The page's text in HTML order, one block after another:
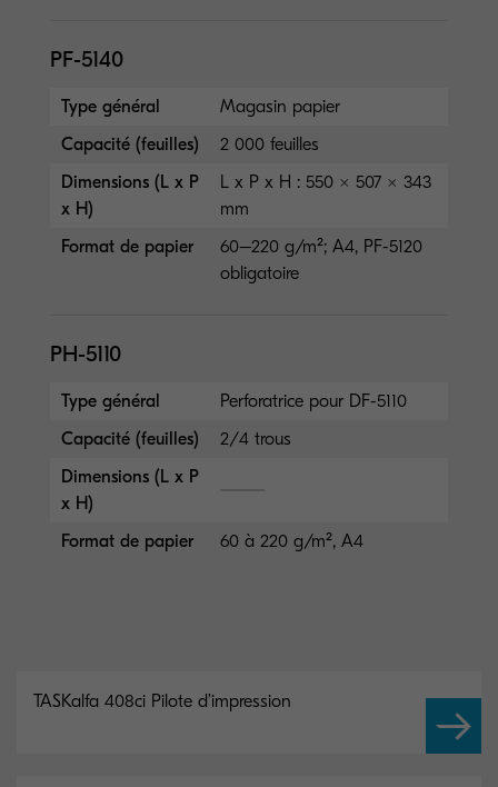
PF-5140
Type général
Magasin papier
Capacité (feuilles)
2 000 feuilles
Dimensions (L x P
x H)
L x P x H : 550 × 507 × 343
mm
Format de papier
60–220 g/m²; A4, PF-5120
obligatoire
PH-5110
Type général
Perforatrice pour DF-5110
Capacité (feuilles)
2/4 trous
Dimensions (L x P
x H)
Format de papier
60 à 220 g/m², A4
TASKalfa 408ci Pilote d’impression